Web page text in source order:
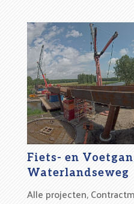
Fiets- en
Waterlandseweg
Alle projecten,